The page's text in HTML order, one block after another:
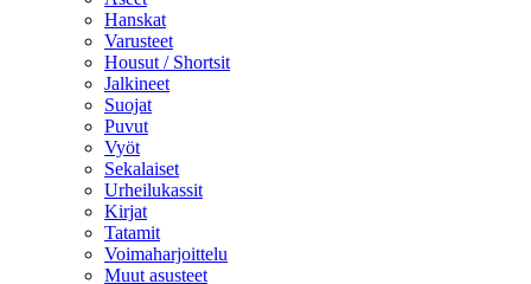
Hanskat
Varusteet
Housut / Shortsit
Jalkineet
Suojat
Puvut
Vyöt
Sekalaiset
Urheilukassit
Kirjat
Tatamit
Voimaharjoittelu
Muut asusteet